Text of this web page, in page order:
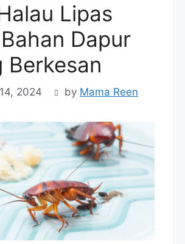
Lipas
Dapur
Berkesan
2024 by Mama Reen